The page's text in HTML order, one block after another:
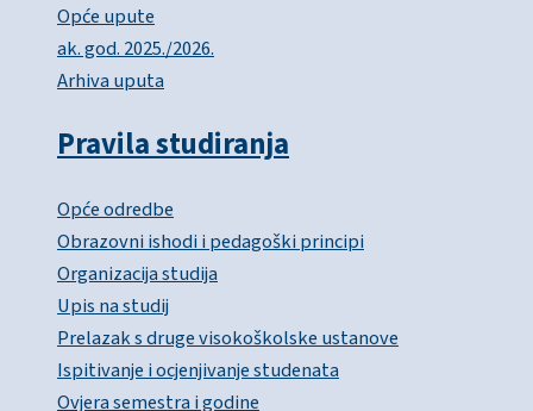
Opće upute
ak. god. 2025./2026.
Arhiva uputa
Pravila studiranja
Opće odredbe
Obrazovni ishodi i pedagoški principi
Organizacija studija
Upis na studij
Prelazak s druge visokoškolske ustanove
Ispitivanje i ocjenjivanje studenata
Ovjera semestra i godine